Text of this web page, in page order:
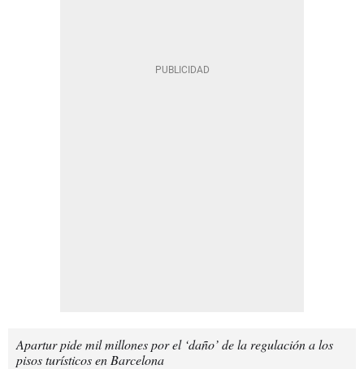
Apartur pide mil millones por el ‘daño’ de la regulación a los
pisos turísticos en Barcelona